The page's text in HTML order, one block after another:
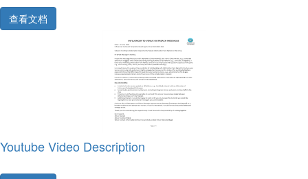
查看文档
Youtube Video Description